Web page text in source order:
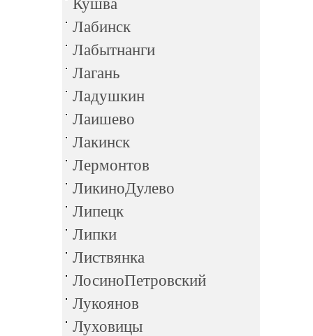
Кушва
Лабинск
Лабытнанги
Лагань
Ладушкин
Лаишево
Лакинск
Лермонтов
ЛикиноДулево
Липецк
Липки
Листвянка
ЛосиноПетровский
Лукоянов
Луховицы